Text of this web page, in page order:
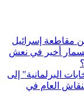
مقاطعة إسرائيل
أخير في نعش
البرلمانية" إلى
العام في